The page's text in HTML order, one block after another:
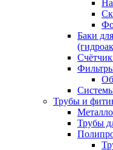
Баки
Трубы и
Трубы